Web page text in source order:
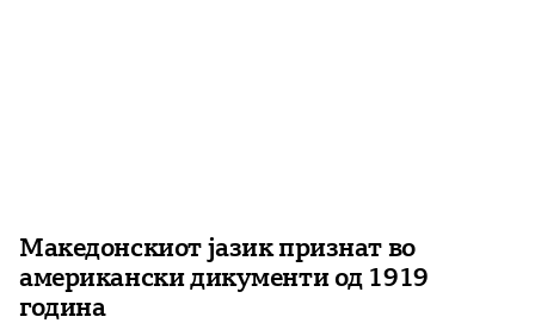
Македонскиот јазик признат во
американски дикументи од 1919
година